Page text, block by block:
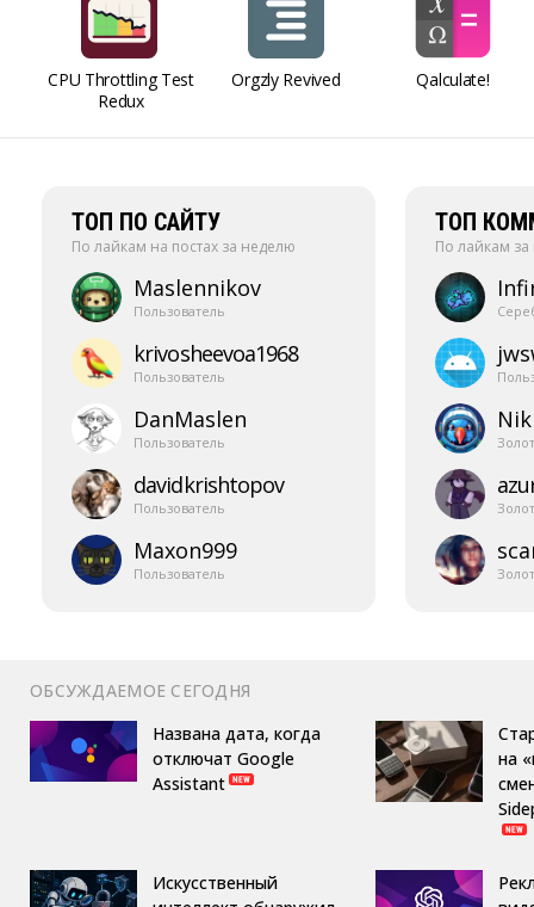
CPU Throttling Test
Redux
Orgzly Revived Qalculate!
ТОП ПО САЙТУ
По лайкам на постах за неделю
Maslennikov
Пользователь
krivosheevoa1968
Пользователь
DanMaslen
Пользователь
davidkrishtopov
Пользователь
Maxon999
Пользователь
ТОП
По лайкам
ОБСУЖДАЕМОЕ СЕГОДНЯ
Названа дата, когда
отключат Google
Assistant
Искусственный
на